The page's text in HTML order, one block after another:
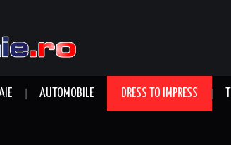
AUTOMOBILE DRESS TO IMPRESS